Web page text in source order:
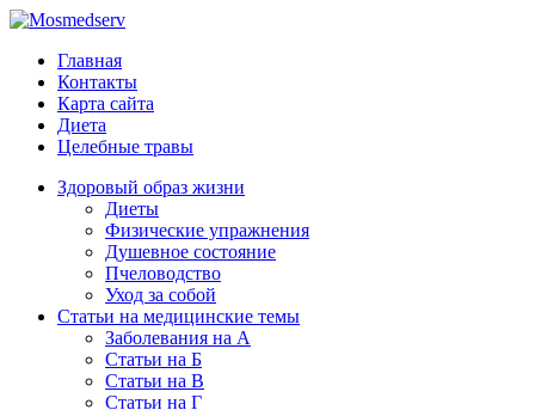
Главная
Контакты
Карта сайта
Диета
Целебные травы
Здоровый образ жизни
Диеты
Физические упражнения
Душевное состояние
Пчеловодство
Уход за собой
Статьи на медицинские темы
Заболевания на А
Статьи на Б
Статьи на В
Статьи на Г